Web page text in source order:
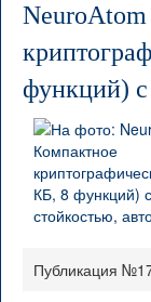
функций) с
Публикация